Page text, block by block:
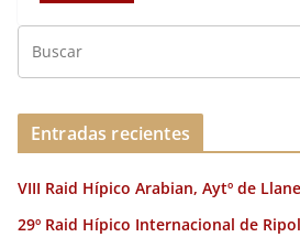
e
b
o
o
k
te
r
l e
dI
l
Entradas recientes
VIII Raid Hípico Arabian, Aytº de
29º Raid Hípico Internacional de